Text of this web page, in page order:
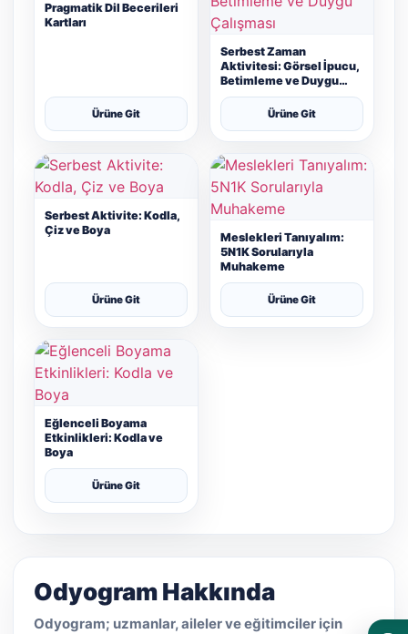
Pragmatik Dil Becerileri
Kartları
Ürüne Git
Serbest Zaman
Aktivitesi: Görsel İpucu,
Betimleme ve Duygu
Çalışması
Ürüne Git
Serbest Aktivite: Kodla,
Çiz ve Boya
Ürüne Git
Meslekleri Tanıyalım:
5N1K Sorularıyla
Muhakeme
Ürüne Git
Eğlenceli Boyama
Etkinlikleri: Kodla ve
Boya
Ürüne Git
Odyogram Hakkında
Odyogram; uzmanlar, aileler ve eğitimciler için